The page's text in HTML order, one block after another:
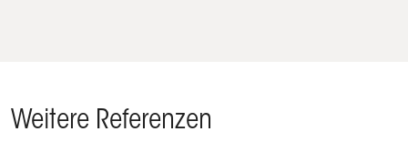
Weitere Referenzen